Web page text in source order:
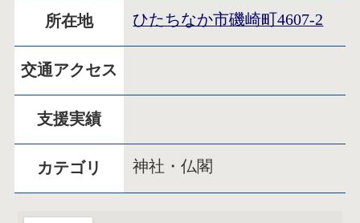
所在地 ひたちなか市磯崎町4607-2
交通アクセス
支援実績
カテゴリ 神社・仏閣